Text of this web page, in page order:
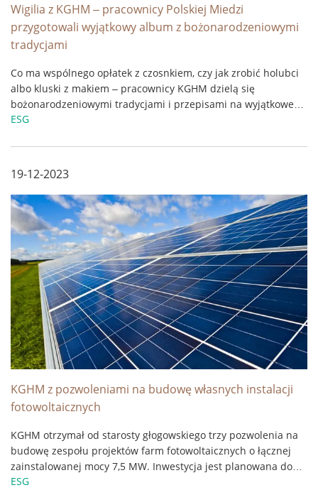
Wigilia z KGHM – pracownicy Polskiej Miedzi
przygotowali wyjątkowy album z bożonarodzeniowymi
tradycjami
Co ma wspólnego opłatek z czosnkiem, czy jak zrobić holubci
albo kluski z makiem – pracownicy KGHM dzielą się
bożonarodzeniowymi tradycjami i przepisami na wyjątkowe
potrawy. Jest już dostępna kolejna książka załogi Polskiej
ESG
19-12-2023
KGHM z pozwoleniami na budowę własnych instalacji
fotowoltaicznych
KGHM otrzymał od starosty głogowskiego trzy pozwolenia na
budowę zespołu projektów farm fotowoltaicznych o łącznej
zainstalowanej mocy 7,5 MW. Inwestycja jest planowana do
realizacji na terenie oddziału miedziowej spółki – Huty Miedzi
ESG